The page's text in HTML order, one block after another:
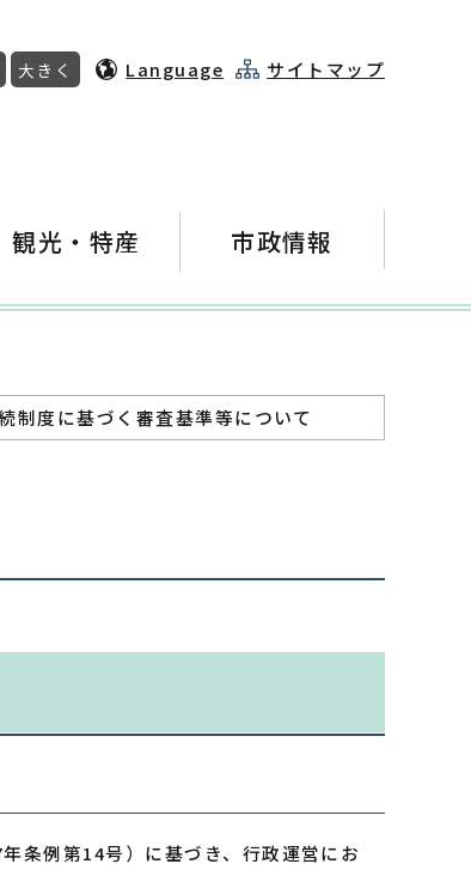
大きく Language サイトマップ
観光・特産 市政情報
制度に基づく審査基準等について
条例第14号）に基づき、行政運営にお